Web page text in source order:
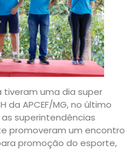
tiveram uma dia super
da APCEF/MG, no último
superintendências
promoveram um encontro
promoção do esporte,